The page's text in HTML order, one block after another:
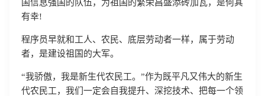
国信息强国的队伍，为祖国的繁荣昌盛添砖加瓦，是何其
有幸!
程序员早就和工人、农民、底层劳动者一样，属于劳动
者，是建设祖国的大军。
“我骄傲，我是新生代农民工。”作为既平凡又伟大的新生
代农民工，我们一定会自我提升、深挖技术、把每一个领